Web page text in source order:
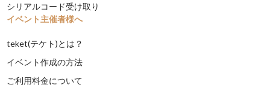
シリアルコード受け取り
イベント主催者様へ
teket(テケト)とは？
イベント作成の方法
ご利用料金について